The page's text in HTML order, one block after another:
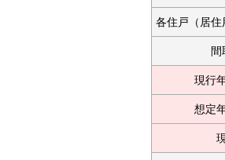
各住戸（居
間
現行
想定